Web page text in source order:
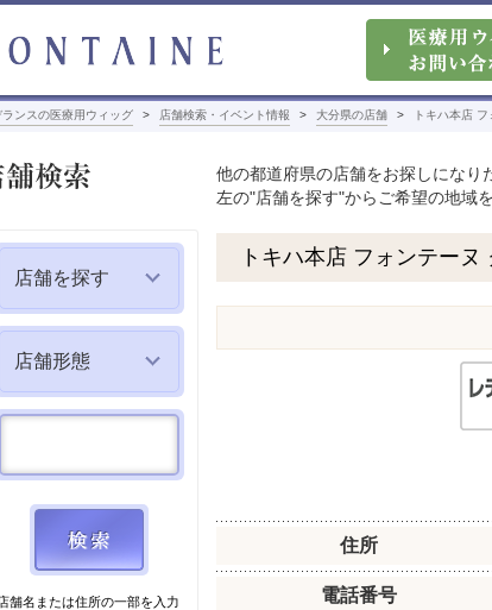
ランスの医療用ウィッグ 店舗検索・イベント情報 大分県の店舗 トキハ本店
店舗を探す
舗名または住所の一部を入力
他の都道府県の店舗をお探しになり
左の"店舗を探す"からご希望の地域
トキハ本店 フォンテー
住所
電話番号